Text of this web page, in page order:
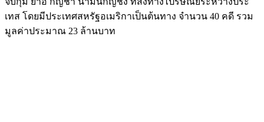
เทส โดยมีประเทศสหรัฐอเมริกาเป็นต้นทาง จำนวน 40 คดี รวม
มูลค่าประมาณ 23 ล้านบาท